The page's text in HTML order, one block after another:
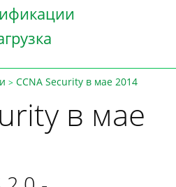
> CCNA Security в мае 2014
в мае